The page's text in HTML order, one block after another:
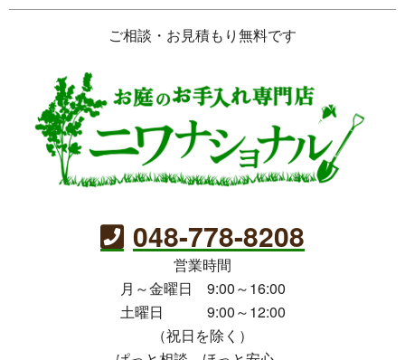
ご相談・お見積もり無料です
048-778-8208
営業時間
月～金曜日 9:00～16:00
土曜日 9:00～12:00
（祝日を除く）